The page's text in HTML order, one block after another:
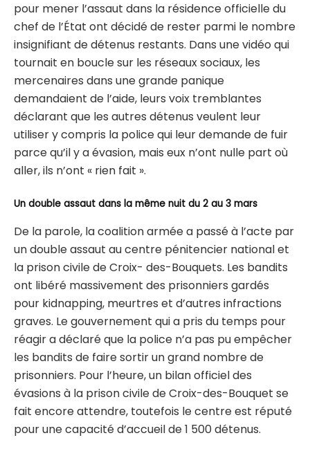
pour mener l’assaut dans la résidence officielle du
chef de l’État ont décidé de rester parmi le nombre
insignifiant de détenus restants. Dans une vidéo qui
tournait en boucle sur les réseaux sociaux, les
mercenaires dans une grande panique
demandaient de l’aide, leurs voix tremblantes
déclarant que les autres détenus veulent leur
utiliser y compris la police qui leur demande de fuir
parce qu’il y a évasion, mais eux n’ont nulle part où
aller, ils n’ont « rien fait ».
Un double assaut dans la même nuit du 2 au 3 mars
De la parole, la coalition armée a passé à l’acte par
un double assaut au centre pénitencier national et
la prison civile de Croix- des-Bouquets. Les bandits
ont libéré massivement des prisonniers gardés
pour kidnapping, meurtres et d’autres infractions
graves. Le gouvernement qui a pris du temps pour
réagir a déclaré que la police n’a pas pu empêcher
les bandits de faire sortir un grand nombre de
prisonniers. Pour l’heure, un bilan officiel des
évasions à la prison civile de Croix-des-Bouquet se
fait encore attendre, toutefois le centre est réputé
pour une capacité d’accueil de 1 500 détenus.